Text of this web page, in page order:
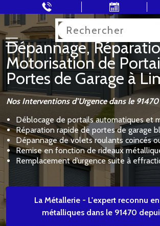
Rechercher
Dépannage,
Motorisation de
Portes de Garage à
Nos Interventions d’Urgence dans le 91470
Déblocage de portails automatiques et
Réparation rapide de portes de garage
Dépannage de volets roulants coincés
Remise en fonction de rideaux
Remplacement d’urgence suite à
La Métallerie - L'expert reconnu
métalliques dans le 91470